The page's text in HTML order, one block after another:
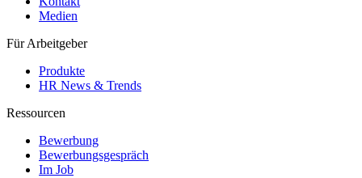
Medien
Für Arbeitgeber
Produkte
HR News & Trends
Ressourcen
Bewerbung
Bewerbungsgespräch
Im Job